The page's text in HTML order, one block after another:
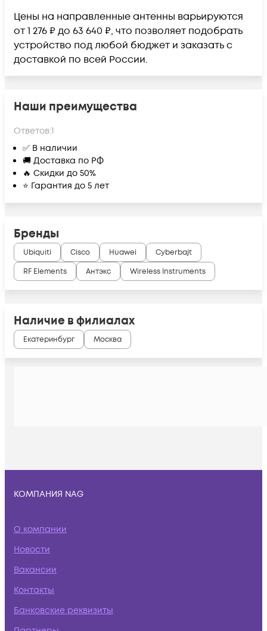
Цены на направленные антенны варьируются
от 1 276 ₽ до 63 640 ₽, что позволяет подобрать
устройство под любой бюджет и заказать с
доставкой по всей России.
Наши преимущества
Ответов:1
✅ В наличии
🚚 Доставка по РФ
🔥 Скидки до 50%
⭐ Гарантия до 5 лет
Бренды
Ubiquiti Cisco Huawei
Cyberbajt
RF Elements
Антэкс Wireless Instruments
Наличие в филиалах
Екатеринбург Москва
КОМПАНИЯ NAG
О компании
Новости
Вакансии
Контакты
Банковские реквизиты